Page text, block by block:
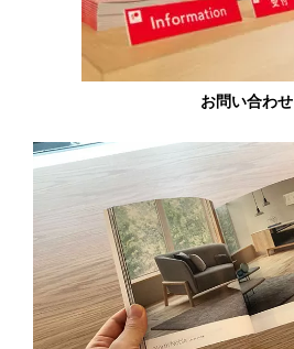
お問い合わせ